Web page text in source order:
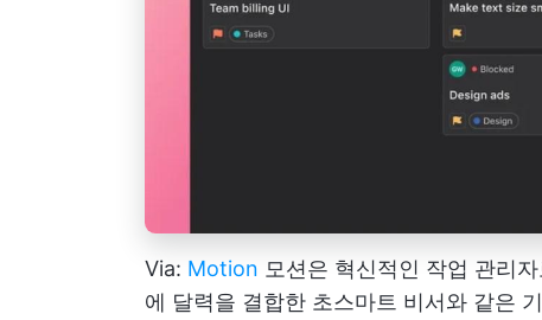
Via: Motion 모션은 혁신적인 작업 관리
에 달력을 결합한 초스마트 비서와 같은